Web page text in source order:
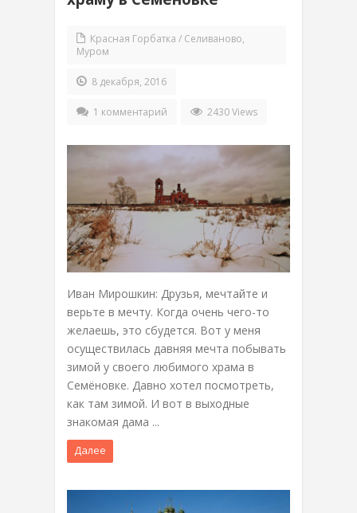
Красная Горбатка / Селиваново,
Муром
8 декабря, 2016
1 комментарий 2430 Views
Иван Мирошкин: Друзья, мечтайте и
верьте в мечту. Когда очень чего-то
желаешь, это сбудется. Вот у меня
осуществилась давняя мечта побывать
зимой у своего любимого храма в
Семёновке. Давно хотел посмотреть,
как там зимой. И вот в выходные
знакомая дама ...
Далее